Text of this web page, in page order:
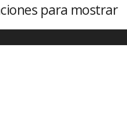
para mostrar